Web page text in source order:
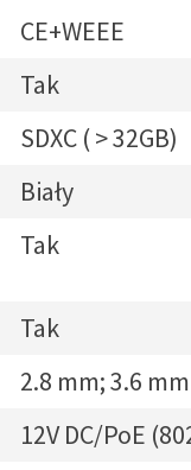
CE+WEEE
Tak
SDXC ( > 32GB)
Biały
Tak
Tak
2.8 mm; 3.6 mm
12V DC/PoE